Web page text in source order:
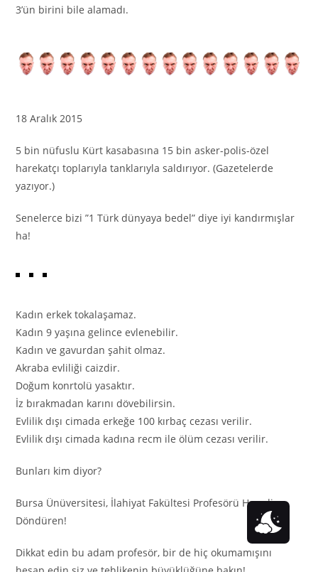
3’ün birini bile alamadı.
18 Aralık 2015
5 bin nüfuslu Kürt kasabasına 15 bin asker-polis-özel
harekatçı toplarıyla tanklarıyla saldırıyor. (Gazetelerde
yazıyor.)
Senelerce bizi ”1 Türk dünyaya bedel” diye iyi kandırmışlar
ha!
Kadın erkek tokalaşamaz.
Kadın 9 yaşına gelince evlenebilir.
Kadın ve gavurdan şahit olmaz.
Akraba evliliği caizdir.
Doğum konrtolü yasaktır.
İz bırakmadan karını dövebilirsin.
Evlilik dışı cimada erkeğe 100 kırbaç cezası verilir.
Evlilik dışı cimada kadına recm ile ölüm cezası verilir.
Bunları kim diyor?
Bursa Ünüversitesi, İlahiyat Fakültesi Profesörü Hamdi
Döndüren!
Dikkat edin bu adam profesör, bir de hiç okumamışını